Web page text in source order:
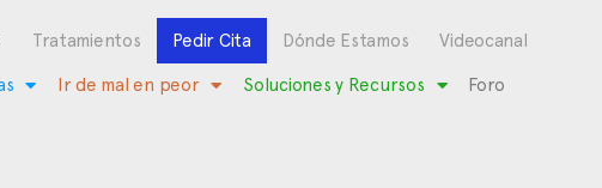
Tratamientos Pedir Cita Dónde Estamos Videocanal
Ir de mal en peor Soluciones y Recursos Foro